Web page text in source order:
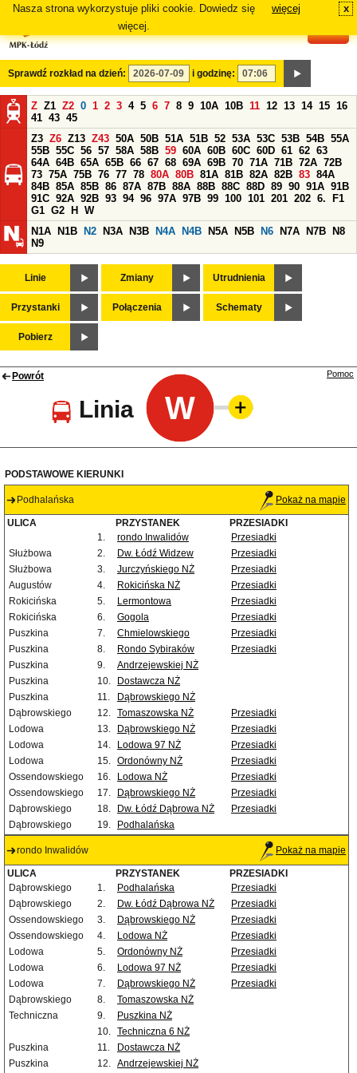
Nasza strona wykorzystuje pliki cookie. Dowiedz się
więcej.
więcej x
Sprawdź rozkład na dzień: i godzinę:
Z Z1 Z2 0 1 2 3 4 5 6 7 8 9 10A 10B 11 12 13 14 15 16
41 43 45
Z3 Z6 Z13 Z43 50A 50B 51A 51B 52 53A 53C 53B 54B 55A
55B 55C 56 57 58A 58B 59 60A 60B 60C 60D 61 62 63
64A 64B 65A 65B 66 67 68 69A 69B 70 71A 71B 72A 72B
73 75A 75B 76 77 78 80A 80B 81A 81B 82A 82B 83 84A
84B 85A 85B 86 87A 87B 88A 88B 88C 88D 89 90 91A 91B
91C 92A 92B 93 94 96 97A 97B 99 100 101 201 202 6.
F1
G1 G2 H
W
N1A
N1B N2 N3A N3B N4A N4B N5A N5B N6 N7A N7B
N8
N9
Linie Zmiany Utrudnienia
Przystanki Połączenia Schematy
Pobierz
Powrót
Linia W
Pomoc
PODSTAWOWE KIERUNKI
Podhalańska Pokaż na mapie
ULICA PRZYSTANEK
PRZESIADKI
1.
rondo Inwalidów
Przesiadki
Służbowa
2. Dw. Łódź Widzew
Przesiadki
Służbowa
3. Jurczyńskiego NŻ
Przesiadki
Augustów
4. Rokicińska NŻ
Przesiadki
Rokicińska
5. Lermontowa
Przesiadki
Rokicińska
6. Gogola
Przesiadki
Puszkina
7. Chmielowskiego
Przesiadki
Puszkina
8. Rondo Sybiraków
Przesiadki
Puszkina
9.
Andrzejewskiej NŻ
Puszkina
10.
Dostawcza NŻ
Puszkina
11.
Dąbrowskiego NŻ
Dąbrowskiego
12. Tomaszowska NŻ
Przesiadki
Lodowa
13. Dąbrowskiego NŻ
Przesiadki
Lodowa
14. Lodowa 97 NŻ
Przesiadki
Lodowa
15. Ordonówny NŻ
Przesiadki
Ossendowskiego
16. Lodowa NŻ
Przesiadki
Ossendowskiego
17. Dąbrowskiego NŻ
Przesiadki
Dąbrowskiego
18. Dw. Łódź Dąbrowa NŻ
Przesiadki
Dąbrowskiego
19. Podhalańska
rondo Inwalidów Pokaż na mapie
ULICA PRZYSTANEK
PRZESIADKI
Dąbrowskiego
1. Podhalańska
Przesiadki
Dąbrowskiego
2. Dw. Łódź Dąbrowa NŻ
Przesiadki
Ossendowskiego
3. Dąbrowskiego NŻ
Przesiadki
Ossendowskiego
4. Lodowa NŻ
Przesiadki
Lodowa
5. Ordonówny NŻ
Przesiadki
Lodowa
6. Lodowa 97 NŻ
Przesiadki
Lodowa
7. Dąbrowskiego NŻ
Przesiadki
Dąbrowskiego
8.
Tomaszowska NŻ
Techniczna
9.
Puszkina NŻ
10. Techniczna 6 NŻ
Puszkina
11.
Dostawcza NŻ
Puszkina
12. Andrzejewskiej NŻ